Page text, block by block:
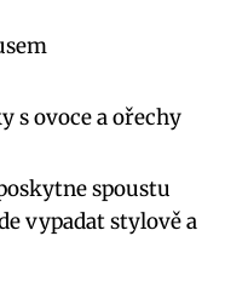
s ovoce a ořechy
spoustu
vypadat stylově a